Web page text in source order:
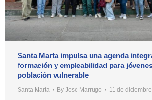
Santa Marta impulsa una agenda
formación y empleabilidad para
población vulnerable
Santa Marta By José Marrugo 11 de